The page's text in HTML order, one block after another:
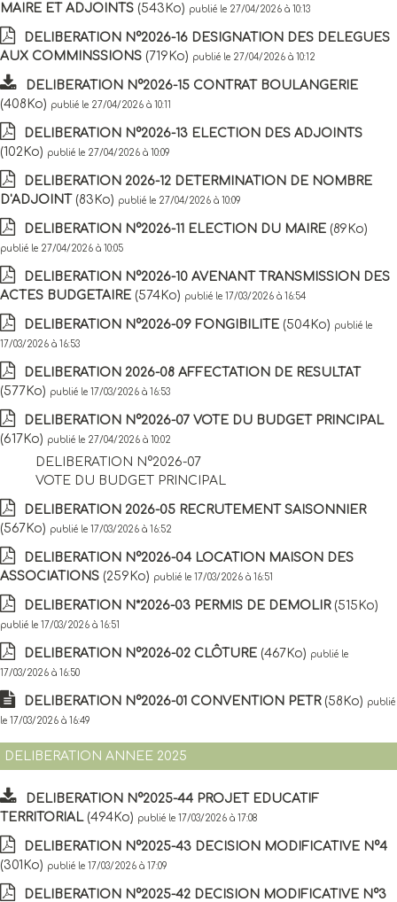
MAIRE ET ADJOINTS (543Ko) publié le 27/04/2026 à 10:13
DELIBERATION N°2026-16 DESIGNATION DES DELEGUES
AUX COMMINSSIONS (719Ko) publié le 27/04/2026 à 10:12
DELIBERATION N°2026-15 CONTRAT BOULANGERIE
(408Ko) publié le 27/04/2026 à 10:11
DELIBERATION N°2026-13 ELECTION DES ADJOINTS
(102Ko) publié le 27/04/2026 à 10:09
DELIBERATION 2026-12 DETERMINATION DE NOMBRE
D'ADJOINT(83Ko) publié le 27/04/2026 à 10:09
DELIBERATION N°2026-11 ELECTION DU MAIRE (89Ko)
publié le 27/04/2026 à 10:05
DELIBERATION N°2026-10 AVENANT TRANSMISSION DES
ACTES BUDGETAIRE (574Ko) publié le 17/03/2026 à 16:54
DELIBERATION N°2026-09 FONGIBILITE (504Ko) publié le
17/03/2026 à 16:53
DELIBERATION 2026-08 AFFECTATION DE RESULTAT
(577Ko) publié le 17/03/2026 à 16:53
DELIBERATION N°2026-07 VOTE DU BUDGET PRINCIPAL
(617Ko) publié le 27/04/2026 à 10:02
DELIBERATION N°2026-07
VOTE DU BUDGET PRINCIPAL
DELIBERATION 2026-05 RECRUTEMENT SAISONNIER
(567Ko) publié le 17/03/2026 à 16:52
DELIBERATION N°2026-04 LOCATION MAISON DES
ASSOCIATIONS (259Ko) publié le 17/03/2026 à 16:51
DELIBERATION N*2026-03 PERMIS DE DEMOLIR(515Ko)
publié le 17/03/2026 à 16:51
DELIBERATION N°2026-02 CLÔTURE (467Ko) publié le
17/03/2026 à 16:50
DELIBERATION N°2026-01 CONVENTION PETR(58Ko) publié
le 17/03/2026 à 16:49
DELIBERATION ANNEE 2025
DELIBERATION N°2025-44 PROJET EDUCATIF
TERRITORIAL(494Ko) publié le 17/03/2026 à 17:08
DELIBERATION N°2025-43 DECISION MODIFICATIVE N°4
(301Ko) publié le 17/03/2026 à 17:09
DELIBERATION N°2025-42 DECISION MODIFICATIVE N°3